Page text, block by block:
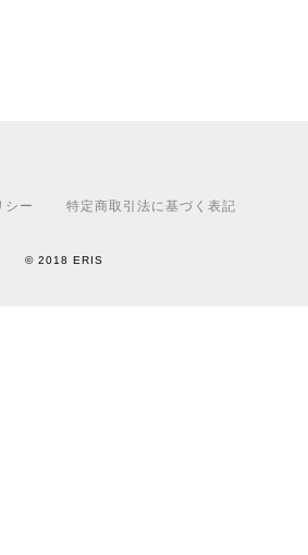
シー 特定商取引法に基づく表記
© 2018 ERIS